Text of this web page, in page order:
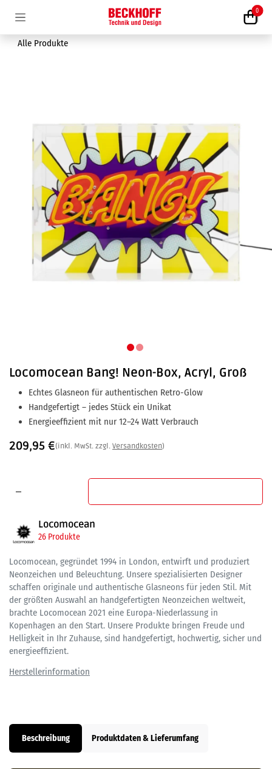
0
Alle Produkte
Locomocean Bang! Neon-Box, Acryl, Groß
Echtes Glasneon für authentischen Retro-Glow
Handgefertigt – jedes Stück ein Unikat
Energieeffizient mit nur 12–24 Watt Verbrauch
209,95 €(inkl. MwSt. zzgl. Versandkosten)
Locomocean
26 Produkte
Locomocean, gegründet 1994 in London, entwirft und produziert
Neonzeichen und Beleuchtung. Unsere spezialisierten Designer
schaffen originale und authentische Glasneons für jeden Stil. Mit
der größten Auswahl an handgefertigten Neonzeichen weltweit,
brachte Locomocean 2021 eine Europa-Niederlassung in
Kopenhagen an den Start. Unsere Produkte bringen Freude und
Helligkeit in Ihr Zuhause, sind handgefertigt, hochwertig, sicher und
energieeffizient.
Beschreibung Produktdaten & Lieferumfang